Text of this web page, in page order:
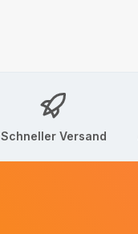
Schneller Versand